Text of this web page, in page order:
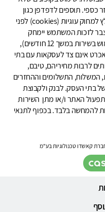
כספי. תוספים לדפדפן כגון
חוסם פרסומות עלולים למנוע החזר מומלץ למחוק עוגיות (cookies) לפני
לזכות המשתמש יימחק
במידה ויהפוך למשתמש לא פעיל (אי שימוש בשירות במשך 12 חודשים),
אינם צד לעסקאות עם בתי
לרבות מחיריהם, טיבם,
המשלוח, התשלומים וההחזרים
בתי העסק. לבנק ולקבוצת
האתר ו/או מתן השירות
להמחשה בלבד. בכפוף לתנאי